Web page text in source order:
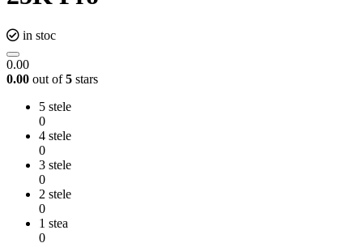
in stoc
0.00
0.00 out of5 stars
5 stele
0
4 stele
0
3 stele
0
2 stele
0
1 stea
0